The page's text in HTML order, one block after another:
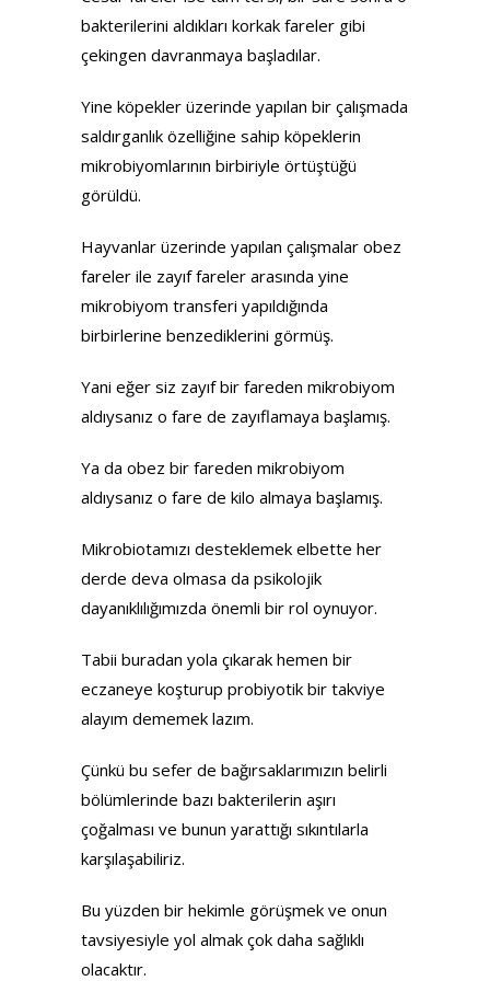
bakterilerini aldıkları korkak fareler gibi
çekingen davranmaya başladılar.
Yine köpekler üzerinde yapılan bir çalışmada
saldırganlık özelliğine sahip köpeklerin
mikrobiyomlarının birbiriyle örtüştüğü
görüldü.
Hayvanlar üzerinde yapılan çalışmalar obez
fareler ile zayıf fareler arasında yine
mikrobiyom transferi yapıldığında
birbirlerine benzediklerini görmüş.
Yani eğer siz zayıf bir fareden mikrobiyom
aldıysanız o fare de zayıflamaya başlamış.
Ya da obez bir fareden mikrobiyom
aldıysanız o fare de kilo almaya başlamış.
Mikrobiotamızı desteklemek elbette her
derde deva olmasa da psikolojik
dayanıklılığımızda önemli bir rol oynuyor.
Tabii buradan yola çıkarak hemen bir
eczaneye koşturup probiyotik bir takviye
alayım dememek lazım.
Çünkü bu sefer de bağırsaklarımızın belirli
bölümlerinde bazı bakterilerin aşırı
çoğalması ve bunun yarattığı sıkıntılarla
karşılaşabiliriz.
Bu yüzden bir hekimle görüşmek ve onun
tavsiyesiyle yol almak çok daha sağlıklı
olacaktır.